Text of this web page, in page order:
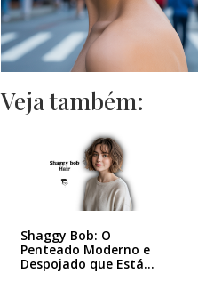
Veja também:
Shaggy Bob: O
Penteado Moderno e
Despojado que Está…